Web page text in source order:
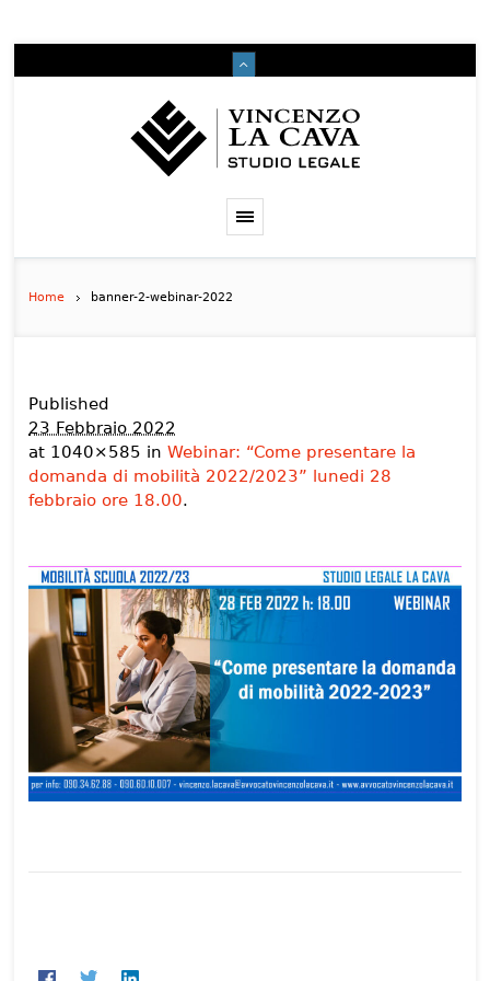
Home banner-2-webinar-2022
Published
23 Febbraio 2022
at 1040×585 inWebinar: “Come presentare la
domanda di mobilità 2022/2023” lunedi 28
febbraio ore 18.00.